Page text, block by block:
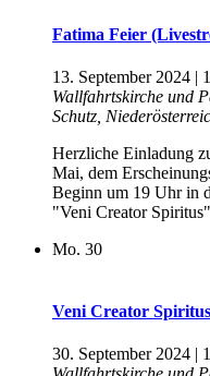
Fatima Feier
13. September 2024 |
Wallfahrtskirche und
Schutz,
Herzliche Einladung
Mai, dem
Beginn um 19 Uhr in
"Veni Creator
Mo. 30
Veni Creator
30. September 2024 |